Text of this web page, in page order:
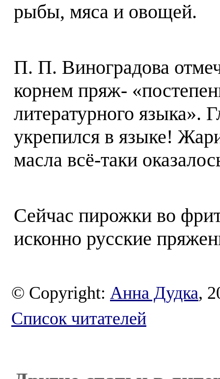
рыбы, мяса и овощей.
П. П. Виноградова
корнем пряж-
литературного языка».
укрепился в языке!
масла всё-таки
Сейчас пирожки во
исконно русские
© Copyright: Анна Дудка,
Список читателей